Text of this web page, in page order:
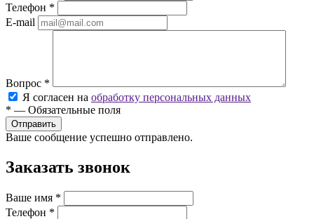
Телефон *
E-mail
Вопрос *
Я согласен на обработку персональных данных
* — Обязательные поля
Ваше сообщение успешно отправлено.
Заказать звонок
Ваше имя *
Телефон *